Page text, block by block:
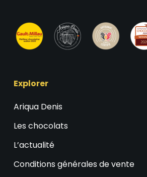
Explorer
Ariqua Denis
Les chocolats
L’actualité
Conditions générales de vente